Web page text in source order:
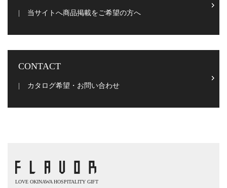
当サイトへ商品掲載をご希望の方へ
CONTACT
カタログ希望・お問い合わせ
LOVE OKINAWA HOSPITALITY GIFT